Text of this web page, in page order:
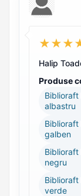
★★★
Halip
Produse
Biblioraft
albastru
Biblioraft
galben
Biblioraft
negru
Biblioraft
verde